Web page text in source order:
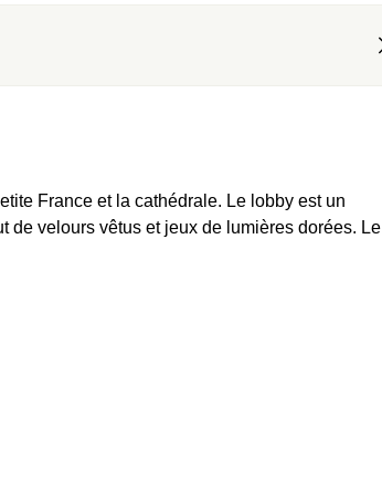
France et la cathédrale. Le lobby est un
de velours vêtus et jeux de lumières dorées. Le